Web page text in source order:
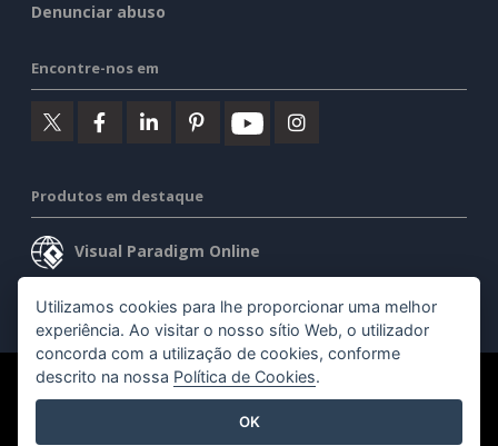
Denunciar abuso
Encontre-nos em
Produtos em destaque
Visual Paradigm Online
Visual Paradigm Desktop
©2026 by Visual Paradigm. Todos os direitos reservados.
Utilizamos cookies para lhe proporcionar uma melhor
experiência. Ao visitar o nosso sítio Web, o utilizador
concorda com a utilização de cookies, conforme
descrito na nossa Política de Cookies.
OK